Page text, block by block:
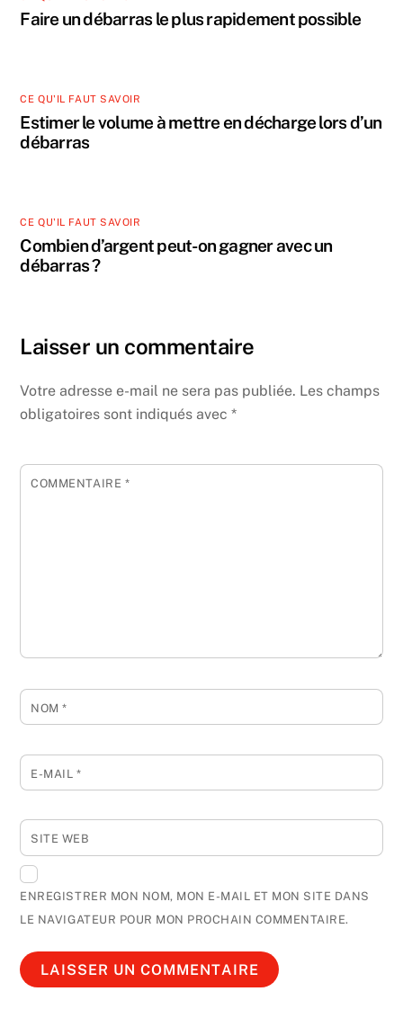
Faire un débarras le plus rapidement possible
CE QU'IL FAUT SAVOIR
Estimer le volume à mettre en décharge lors d’un
débarras
CE QU'IL FAUT SAVOIR
Combien d’argent peut-on gagner avec un
débarras ?
Laisser un commentaire
Votre adresse e-mail ne sera pas publiée. Les champs
obligatoires sont indiqués avec*
COMMENTAIRE *
NOM*
E-MAIL *
SITE WEB
ENREGISTRER MON NOM, MON E-MAIL ET MON SITE DANS
LE NAVIGATEUR POUR MON PROCHAIN COMMENTAIRE.